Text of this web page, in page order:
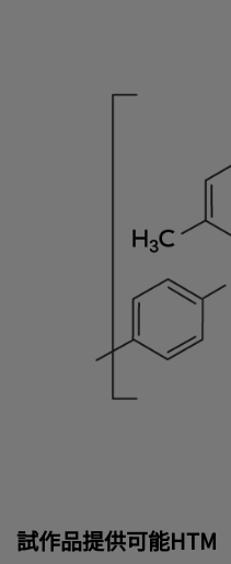
試作品提供可能HTM